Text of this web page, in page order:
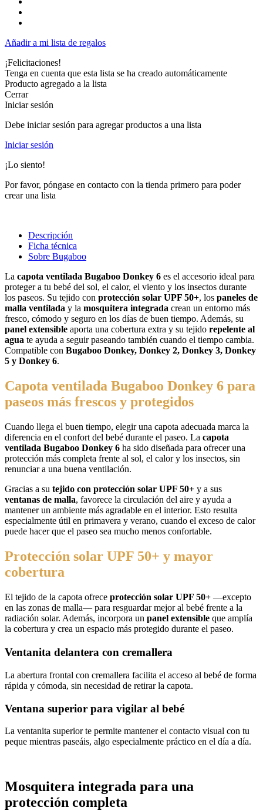
Añadir a mi lista de regalos
¡Felicitaciones!
Tenga en cuenta que esta lista se ha creado automáticamente
Producto agregado a la lista
Cerrar
Iniciar sesión
Debe iniciar sesión para agregar productos a una lista
Iniciar sesión
¡Lo siento!
Por favor, póngase en contacto con la tienda primero para poder
crear una lista
Descripción
Ficha técnica
Sobre Bugaboo
La capota ventilada Bugaboo Donkey 6 es el accesorio ideal para
proteger a tu bebé del sol, el calor, el viento y los insectos durante
los paseos. Su tejido con protección solar UPF 50+, los paneles de
malla ventilada y la mosquitera integrada crean un entorno más
fresco, cómodo y seguro en los días de buen tiempo. Además, su
panel extensible aporta una cobertura extra y su tejido repelente al
agua te ayuda a seguir paseando también cuando el tiempo cambia.
Compatible con Bugaboo Donkey, Donkey 2, Donkey 3, Donkey
5 y Donkey 6.
Capota ventilada Bugaboo Donkey 6 para
paseos más frescos y protegidos
Cuando llega el buen tiempo, elegir una capota adecuada marca la
diferencia en el confort del bebé durante el paseo. La capota
ventilada Bugaboo Donkey 6 ha sido diseñada para ofrecer una
protección más completa frente al sol, el calor y los insectos, sin
renunciar a una buena ventilación.
Gracias a su tejido con protección solar UPF 50+ y a sus
ventanas de malla, favorece la circulación del aire y ayuda a
mantener un ambiente más agradable en el interior. Esto resulta
especialmente útil en primavera y verano, cuando el exceso de calor
puede hacer que el paseo sea mucho menos confortable.
Protección solar UPF 50+ y mayor
cobertura
El tejido de la capota ofrece protección solar UPF 50+ —excepto
en las zonas de malla— para resguardar mejor al bebé frente a la
radiación solar. Además, incorpora un panel extensible que amplía
la cobertura y crea un espacio más protegido durante el paseo.
Ventanita delantera con cremallera
La abertura frontal con cremallera facilita el acceso al bebé de forma
rápida y cómoda, sin necesidad de retirar la capota.
Ventana superior para vigilar al bebé
La ventanita superior te permite mantener el contacto visual con tu
peque mientras paseáis, algo especialmente práctico en el día a día.
Mosquitera integrada para una
protección completa